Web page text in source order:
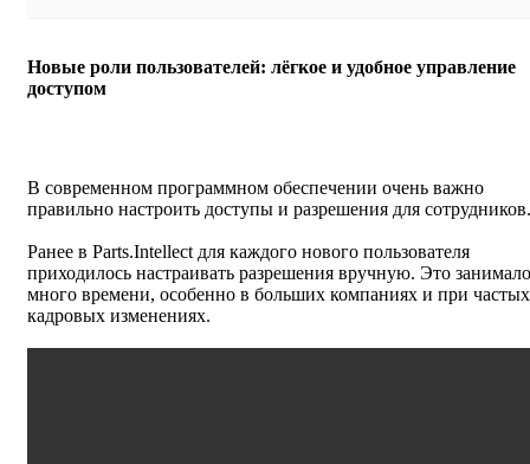
Новые роли пользователей: лёгкое и удобное управление
доступом
В современном программном обеспечении очень важно
правильно настроить доступы и разрешения для сотрудников.
Ранее в Parts.Intellect для каждого нового пользователя
приходилось настраивать разрешения вручную. Это занимало
много времени, особенно в больших компаниях и при частых
кадровых изменениях.